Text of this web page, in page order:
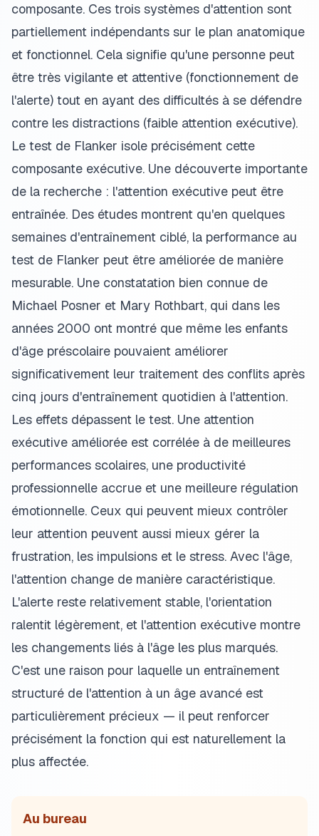
composante. Ces trois systèmes d'attention sont
partiellement indépendants sur le plan anatomique
et fonctionnel. Cela signifie qu'une personne peut
être très vigilante et attentive (fonctionnement de
l'alerte) tout en ayant des difficultés à se défendre
contre les distractions (faible attention exécutive).
Le test de Flanker isole précisément cette
composante exécutive. Une découverte importante
de la recherche : l'attention exécutive peut être
entraînée. Des études montrent qu'en quelques
semaines d'entraînement ciblé, la performance au
test de Flanker peut être améliorée de manière
mesurable. Une constatation bien connue de
Michael Posner et Mary Rothbart, qui dans les
années 2000 ont montré que même les enfants
d'âge préscolaire pouvaient améliorer
significativement leur traitement des conflits après
cinq jours d'entraînement quotidien à l'attention.
Les effets dépassent le test. Une attention
exécutive améliorée est corrélée à de meilleures
performances scolaires, une productivité
professionnelle accrue et une meilleure régulation
émotionnelle. Ceux qui peuvent mieux contrôler
leur attention peuvent aussi mieux gérer la
frustration, les impulsions et le stress. Avec l'âge,
l'attention change de manière caractéristique.
L'alerte reste relativement stable, l'orientation
ralentit légèrement, et l'attention exécutive montre
les changements liés à l'âge les plus marqués.
C'est une raison pour laquelle un entraînement
structuré de l'attention à un âge avancé est
particulièrement précieux — il peut renforcer
précisément la fonction qui est naturellement la
plus affectée.
Au bureau